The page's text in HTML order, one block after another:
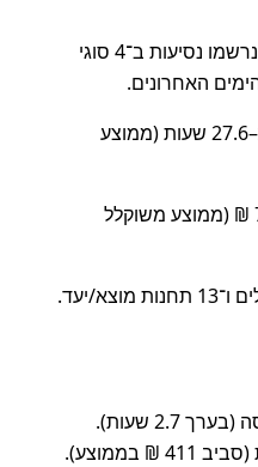
במסלול מברצלונה לסביליה נרשמו נסיעות ב־4 סוגי
טווחי משך כוללים: 1.6 שעות–27.6 שעות (ממוצע
טווחי מחיר כוללים: 92–7163 ₪ (ממוצע משוקלל
2.7 שעות).
בממוצע).